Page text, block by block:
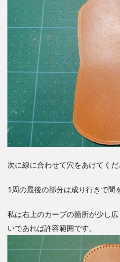
次に線に合わせて穴をあけてくだ
1周の最後の部分は成り行きで間
私は右上のカーブの箇所が少し
いであれば許容範囲です。